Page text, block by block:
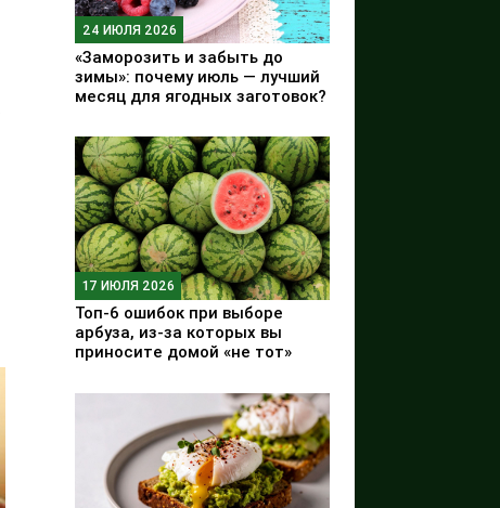
24 ИЮЛЯ 2026
«Заморозить и забыть до
зимы»: почему июль — лучший
месяц для ягодных заготовок?
17 ИЮЛЯ 2026
Топ-6 ошибок при выборе
арбуза, из-за которых вы
приносите домой «не тот»